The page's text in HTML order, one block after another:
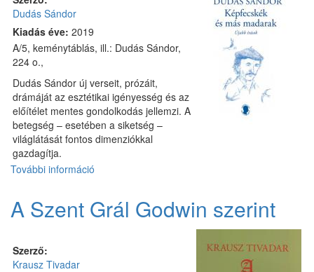
kapcsolatosan
Dudás Sándor
Kiadás éve: 2019
A/5, keménytáblás, ill.: Dudás Sándor,
224 o.,
Dudás Sándor új verseit, prózáit,
drámáját az esztétikai igényesség és az
előítélet mentes gondolkodás jellemzi. A
betegség – esetében a siketség –
világlátását fontos dimenziókkal
gazdagítja.
További információ
madarak
A Szent Grál Godwin szerint
Szerző:
Krausz Tivadar